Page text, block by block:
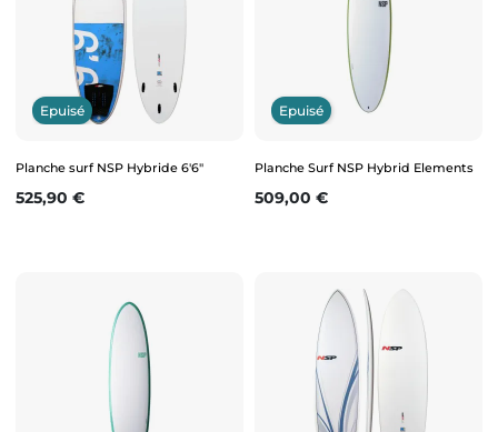
Epuisé
Planche surf NSP Hybride 6'6"
Prix
525,90 €
Epuisé
Planche Surf NSP Hybrid Elements
Prix
509,00 €